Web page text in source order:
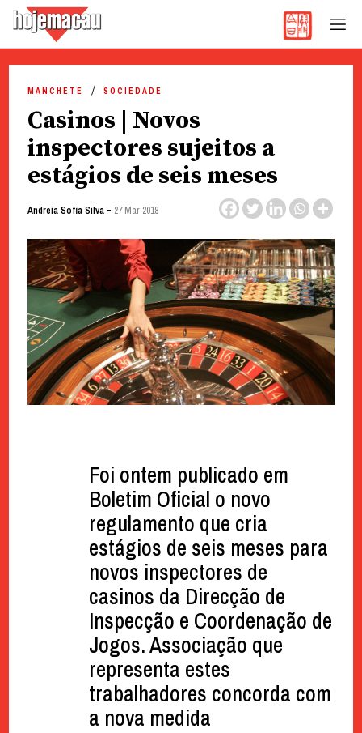
content
MANCHETE SOCIEDADE
Casinos | Novos
inspectores sujeitos a
estágios de seis meses
Andreia Sofia Silva- 27 Mar 2018
Foi ontem publicado em
Boletim Oficial o novo
regulamento que cria
estágios de seis meses para
novos inspectores de
casinos da Direcção de
Inspecção e Coordenação de
Jogos. Associação que
representa estes
trabalhadores concorda com
a nova medida